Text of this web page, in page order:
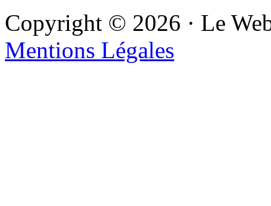
Copyright © 2026 · Le
Mentions Légales